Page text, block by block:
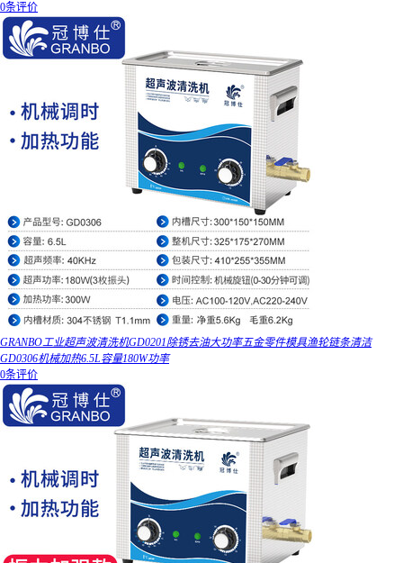
0条评价
GRANBO工业超声波清洗机GD0201除锈去油大功率五金零件模具渔轮链条清洁
GD0306机械加热6.5L容量180W功率
0条评价